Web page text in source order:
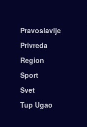
Pravoslavlje
Privreda
Region
Sport
Svet
Tup Ugao